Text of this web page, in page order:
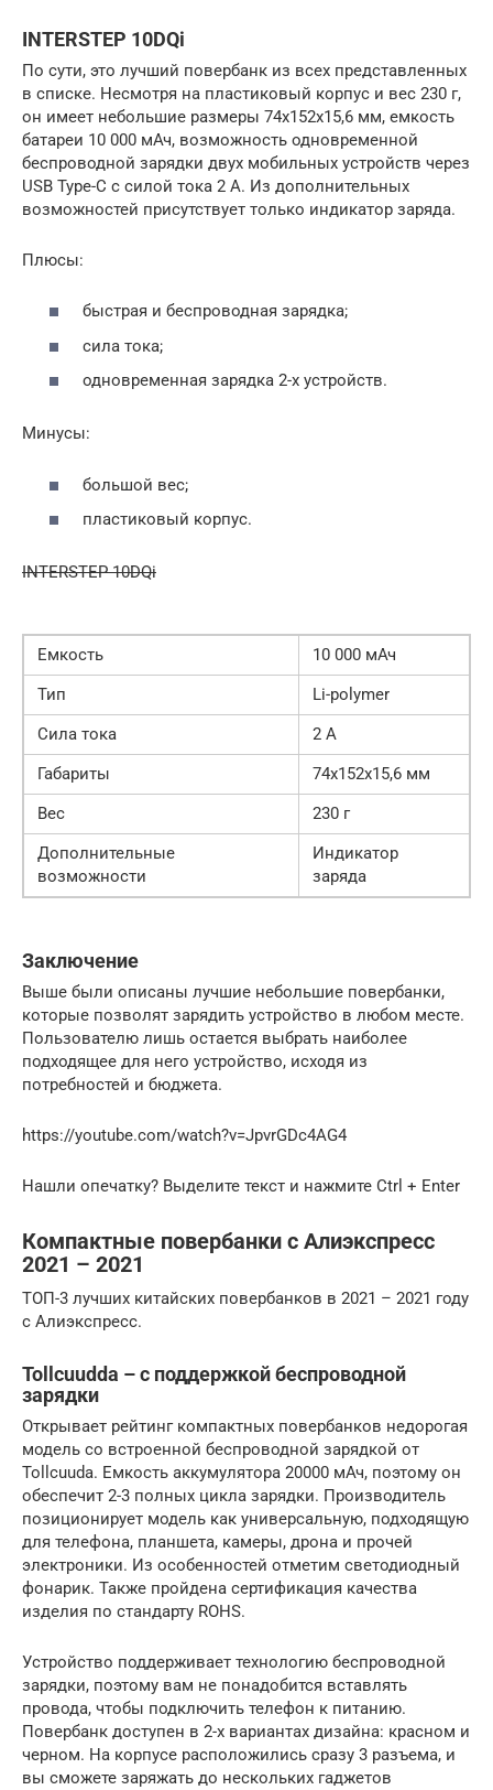
INTERSTEP 10DQi
По сути, это лучший повербанк из всех представленных
в списке. Несмотря на пластиковый корпус и вес 230 г,
он имеет небольшие размеры 74x152x15,6 мм, емкость
батареи 10 000 мАч, возможность одновременной
беспроводной зарядки двух мобильных устройств через
USB Type-C с силой тока 2 А. Из дополнительных
возможностей присутствует только индикатор заряда.
Плюсы:
быстрая и беспроводная зарядка;
сила тока;
одновременная зарядка 2-х устройств.
Минусы:
большой вес;
пластиковый корпус.
INTERSTEP 10DQi
Емкость
10 000 мАч
Тип
Li-polymer
Сила тока
2 А
Габариты
74x152x15,6 мм
Вес
230 г
Дополнительные
возможности
Индикатор
заряда
Заключение
Выше были описаны лучшие небольшие повербанки,
которые позволят зарядить устройство в любом месте.
Пользователю лишь остается выбрать наиболее
подходящее для него устройство, исходя из
потребностей и бюджета.
https://youtube.com/watch?v=JpvrGDc4AG4
Нашли опечатку? Выделите текст и нажмите Ctrl + Enter
Компактные повербанки с Алиэкспресс
2021 – 2021
ТОП-3 лучших китайских повербанков в 2021 – 2021 году
с Алиэкспресс.
Tollcuudda – с поддержкой беспроводной
зарядки
Открывает рейтинг компактных повербанков недорогая
модель со встроенной беспроводной зарядкой от
Tollcuuda. Емкость аккумулятора 20000 мАч, поэтому он
обеспечит 2-3 полных цикла зарядки. Производитель
позиционирует модель как универсальную, подходящую
для телефона, планшета, камеры, дрона и прочей
электроники. Из особенностей отметим светодиодный
фонарик. Также пройдена сертификация качества
изделия по стандарту ROHS.
Устройство поддерживает технологию беспроводной
зарядки, поэтому вам не понадобится вставлять
провода, чтобы подключить телефон к питанию.
Повербанк доступен в 2-х вариантах дизайна: красном и
черном. На корпусе расположились сразу 3 разъема, и
вы сможете заряжать до нескольких гаджетов